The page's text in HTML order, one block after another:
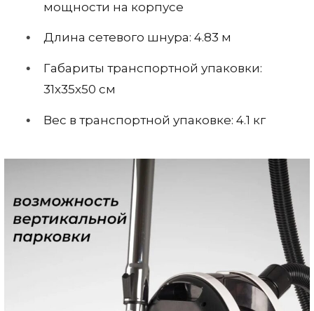
мощности на корпусе
Длина сетевого шнура: 4.83 м
Габариты транспортной упаковки:
31х35х50 см
Вес в транспортной упаковке: 4.1 кг